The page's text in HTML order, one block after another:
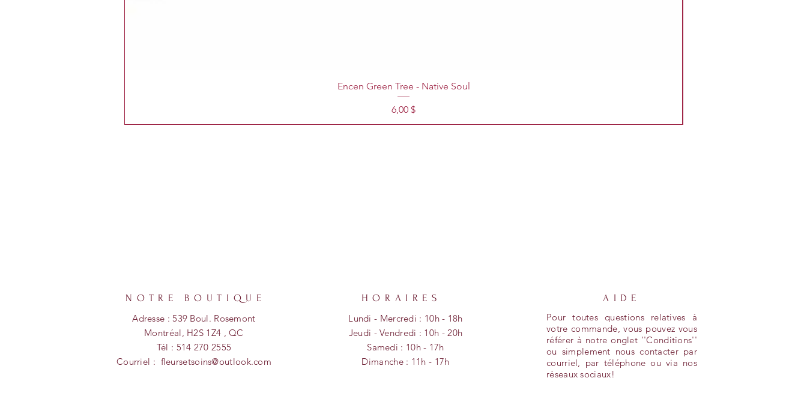
Encen Green Tree - Native Soul
Prix
6,00 $
NOTRE BOUTIQUE
Adresse : 539 Boul. Rosemont
Montréal, H2S 1Z4 , QC
Tél : 514 270 2555
Courriel : fleursetsoins@outlook.com
HORAIRES
Lundi - Mercredi : 10h - 18h
​​Jeudi - Vendredi : 10h - 20h
​Samedi : 10h - 17h
Dimanche : 11h - 17h
AIDE
Pour toutes questions relatives à
votre commande, vous pouvez vous
référer à notre onglet ''Conditions''
ou simplement nous contacter par
courriel, par téléphone ou via nos
réseaux sociaux!